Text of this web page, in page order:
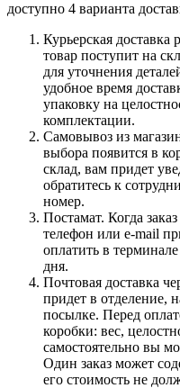
доступно 4 варианта
Курьерская доставка
товар поступит на
для уточнения
удобное время
упаковку на
комплектации.
Самовывоз из
выбора появится в
склад, вам придет
обратитесь к
номер.
Постамат. Когда
телефон или e-mail
оплатить в
дня.
Почтовая доставка
придет в отделение,
посылке. Перед
коробки: вес,
самостоятельно вы
Один заказ может
его стоимость не